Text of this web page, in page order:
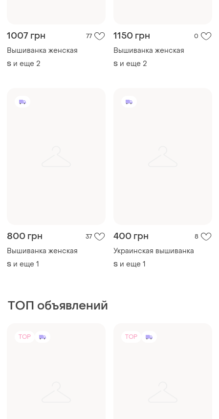
1007 грн 77
Вышиванка женская
S и еще 2
1150 грн 0
Вышиванка женская
S и еще 2
800 грн 37
Вышиванка женская
S и еще 1
400 грн 8
Украинская вышиванка
S и еще 1
ТОП объявлений
TOP TOP